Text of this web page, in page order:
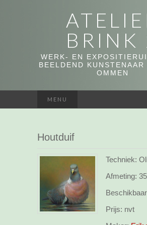
BRINK
WERK- EN
BEELDEND KUNSTENAAR
OMMEN
MENU
Houtduif
Techniek:
Afmeting:
Prijs: nvt